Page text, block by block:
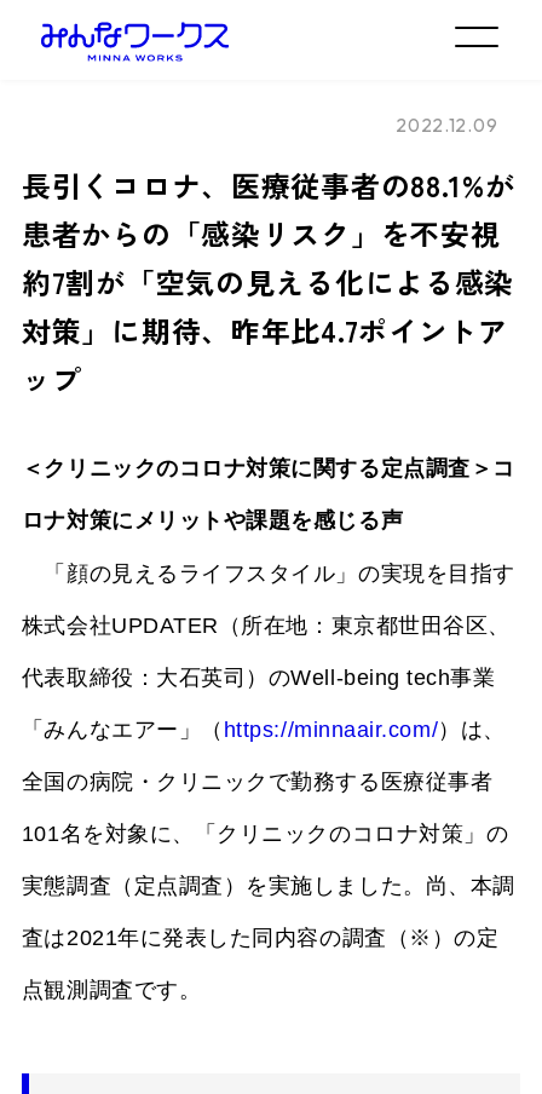
2022.12.09
長引くコロナ、医療従事者の88.1%が
患者からの「感染リスク」を不安視
約7割が「空気の見える化による感染
対策」に期待、昨年比4.7ポイントア
ップ
＜クリニックのコロナ対策に関する定点調査＞コ
ロナ対策にメリットや課題を感じる声
「顔の見えるライフスタイル」の実現を目指す
株式会社UPDATER（所在地：東京都世田谷区、
代表取締役：大石英司）のWell-being tech事業
「みんなエアー」（ https://minnaair.com/）は、
全国の病院・クリニックで勤務する医療従事者
101名を対象に、「クリニックのコロナ対策」の
実態調査（定点調査）を実施しました。尚、本調
査は2021年に発表した同内容の調査（※）の定
点観測調査です。